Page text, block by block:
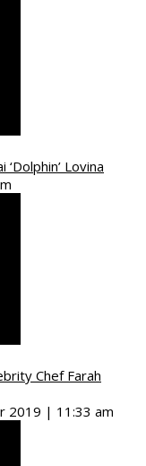
Lovina
Chef Farah
2019 | 11:33 am